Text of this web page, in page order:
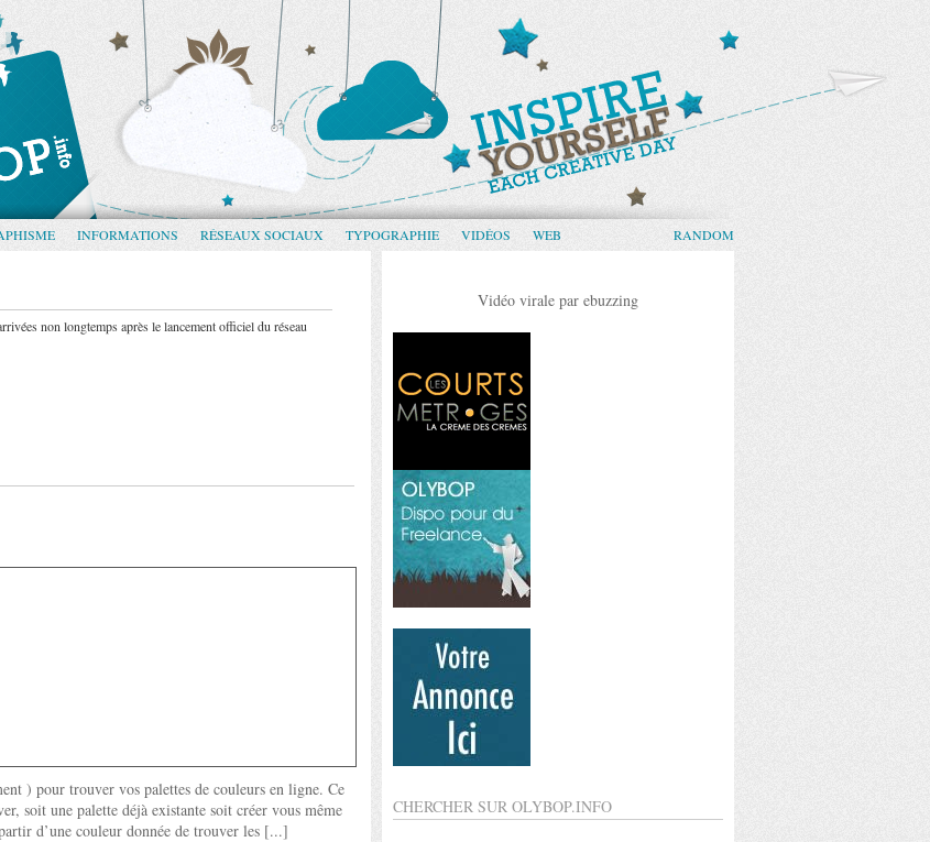
INFORMATIONS RÉSEAUX SOCIAUX TYPOGRAPHIE VIDÉOS WEB RANDOM
non longtemps après le lancement officiel du réseau
) pour trouver vos palettes de couleurs en ligne. Ce
soit une palette déjà existante soit créer vous même
d’une couleur donnée de trouver les [...]
Vidéo virale par ebuzzing
CHERCHER SUR OLYBOP.INFO